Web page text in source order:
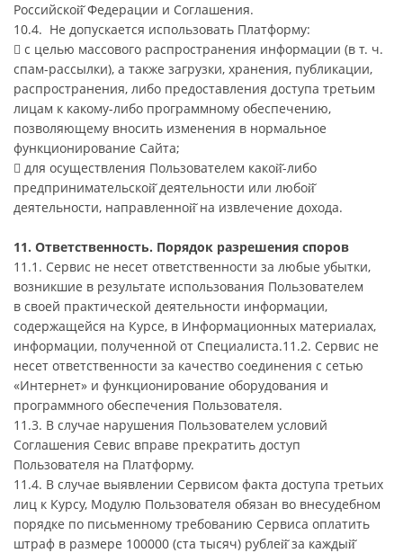
Российской̆ Федерации и Соглашения.
10.4. Не допускается использовать Платформу:
 с целью массового распространения информации (в т. ч.
спам-рассылки), а также загрузки, хранения, публикации,
распространения, либо предоставления доступа третьим
лицам к какому-либо программному обеспечению,
позволяющему вносить изменения в нормальное
функционирование Сайта;
 для осуществления Пользователем какой̆-либо
предпринимательской̆ деятельности или любой̆
деятельности, направленной̆ на извлечение дохода.
11. Ответственность. Порядок разрешения споров
11.1. Сервис не несет ответственности за любые убытки,
возникшие в результате использования Пользователем
в своей практической деятельности информации,
содержащейся на Курсе, в Информационных материалах,
информации, полученной от Специалиста.11.2. Сервис не
несет ответственности за качество соединения с сетью
«Интернет» и функционирование оборудования и
программного обеспечения Пользователя.
11.3. В случае нарушения Пользователем условий
Соглашения Севис вправе прекратить доступ
Пользователя на Платформу.
11.4. В случае выявлении Сервисом факта доступа третьих
лиц к Курсу, Модулю Пользователя обязан во внесудебном
порядке по письменному требованию Сервиса оплатить
штраф в размере 100000 (ста тысяч) рублей̆ за каждый̆